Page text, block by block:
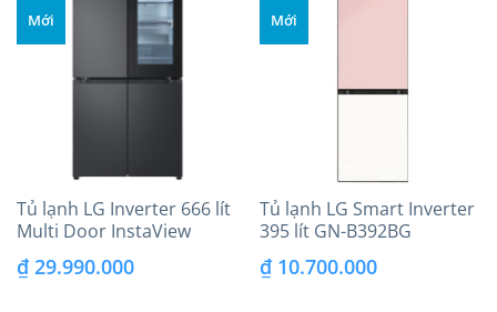
Mới
Tủ lạnh LG Inverter 666 lít
Multi Door InstaView
LFB66BL
₫29.990.000
Mới
Tủ lạnh LG Smart Inverter
395 lít GN-B392BG
₫10.700.000